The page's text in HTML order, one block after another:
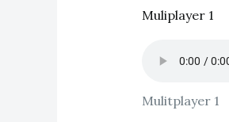
Muliplayer 1
Mulitplayer 1